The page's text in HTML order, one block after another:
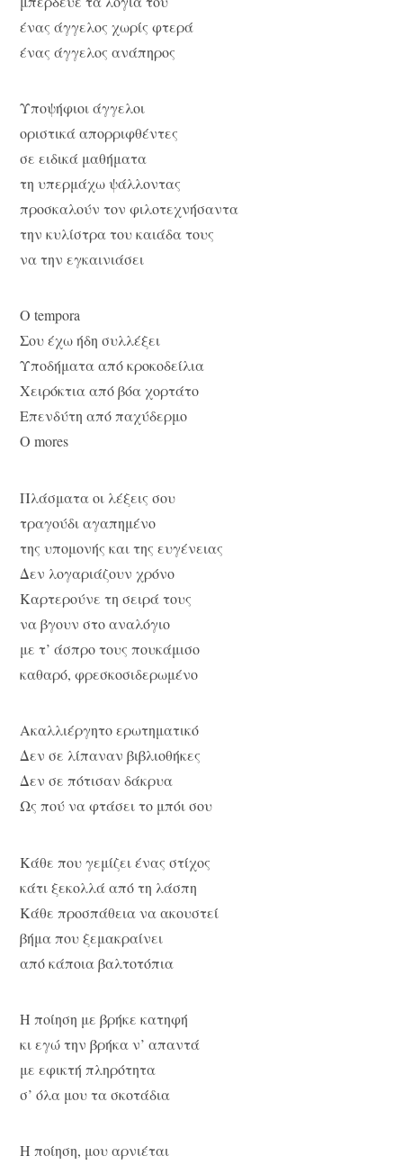
ένας άγγελος χωρίς φτερά
ένας άγγελος ανάπηρος
Υποψήφιοι άγγελοι
οριστικά απορριφθέντες
σε ειδικά μαθήματα
τη υπερμάχω ψάλλοντας
προσκαλούν τον φιλοτεχνήσαντα
την κυλίστρα του καιάδα τους
να την εγκαινιάσει
O tempora
Σου έχω ήδη συλλέξει
Υποδήματα από κροκοδείλια
Χειρόκτια από βόα χορτάτο
Επενδύτη από παχύδερμο
O mores
Πλάσματα οι λέξεις σου
τραγούδι αγαπημένο
της υπομονής και της ευγένειας
Δεν λογαριάζουν χρόνο
Καρτερούνε τη σειρά τους
να βγουν στο αναλόγιο
με τ’ άσπρο τους πουκάμισο
καθαρό, φρεσκοσιδερωμένο
Ακαλλιέργητο ερωτηματικό
Δεν σε λίπαναν βιβλιοθήκες
Δεν σε πότισαν δάκρυα
Ως πού να φτάσει το μπόι σου
Κάθε που γεμίζει ένας στίχος
κάτι ξεκολλά από τη λάσπη
Κάθε προσπάθεια να ακουστεί
βήμα που ξεμακραίνει
από κάποια βαλτοτόπια
Η ποίηση με βρήκε κατηφή
κι εγώ την βρήκα ν’ απαντά
με εφικτή πληρότητα
σ’ όλα μου τα σκοτάδια
Η ποίηση, μου αρνιέται